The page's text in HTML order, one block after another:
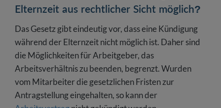
Elternzeit aus rechtlicher Sicht möglich?
Das Gesetz gibt eindeutig vor, dass eine Kündigung
während der Elternzeit nicht möglich ist. Daher sind
die Möglichkeiten für Arbeitgeber, das
Arbeitsverhältnis zu beenden, begrenzt. Wurden
vom Mitarbeiter die gesetzlichen Fristen zur
Antragstellung eingehalten, so kann der